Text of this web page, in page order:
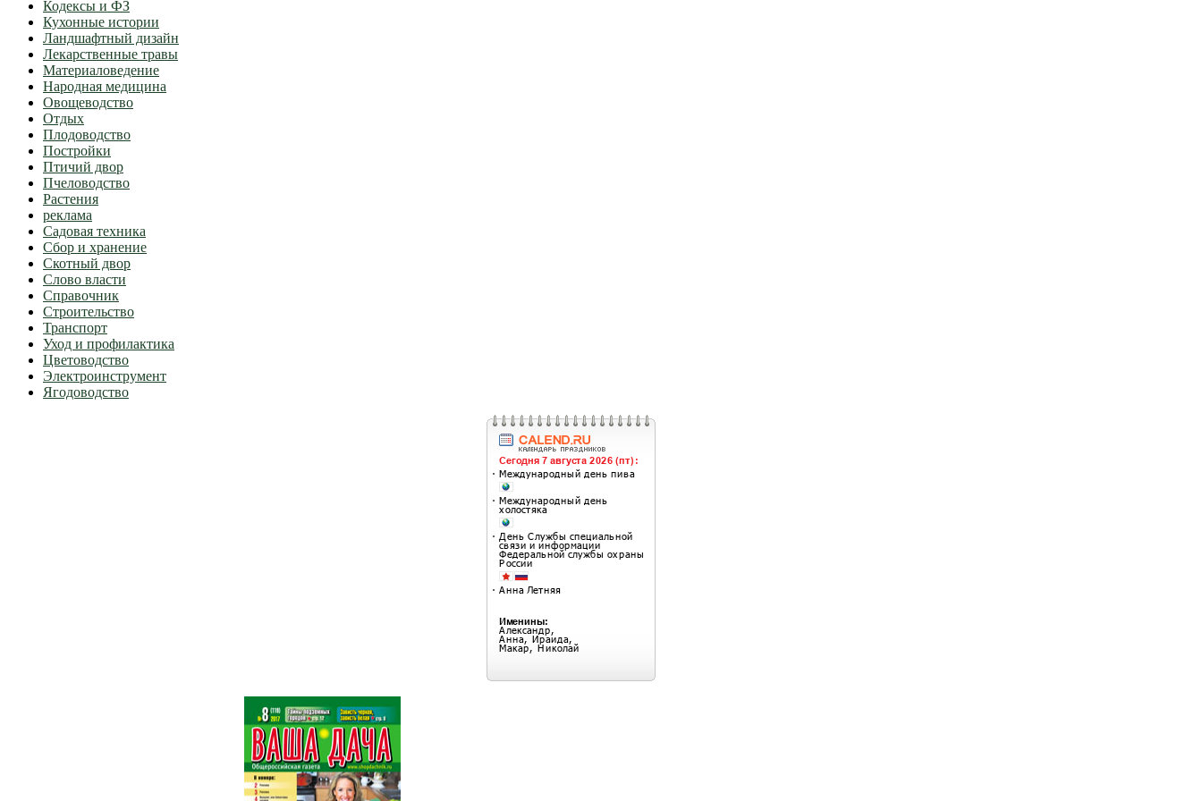
Кодексы и ФЗ
Кухонные истории
Ландшафтный дизайн
Лекарственные травы
Материаловедение
Народная медицина
Овощеводство
Отдых
Плодоводство
Постройки
Птичий двор
Пчеловодство
Растения
реклама
Садовая техника
Сбор и хранение
Скотный двор
Слово власти
Справочник
Строительство
Транспорт
Уход и профилактика
Цветоводство
Электроинструмент
Ягодоводство